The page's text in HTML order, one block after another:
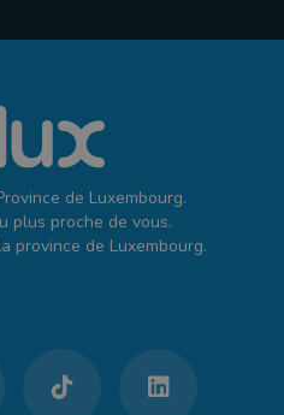
de Luxembourg.
plus proche de vous.
province de Luxembourg.